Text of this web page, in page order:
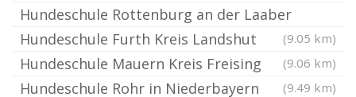
Hundeschule Rottenburg an der Laaber
(9.05 km)
Hundeschule Furth Kreis Landshut
(9.06 km)
Hundeschule Mauern Kreis Freising
(9.49 km)
Hundeschule Rohr in Niederbayern